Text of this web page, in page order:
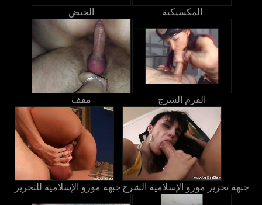
الحيض المكسيكية
مفف القزم الشرج
جبهة مورو الإسلامية للتحرير جبهة تحرير مورو الإسلامية الشرج